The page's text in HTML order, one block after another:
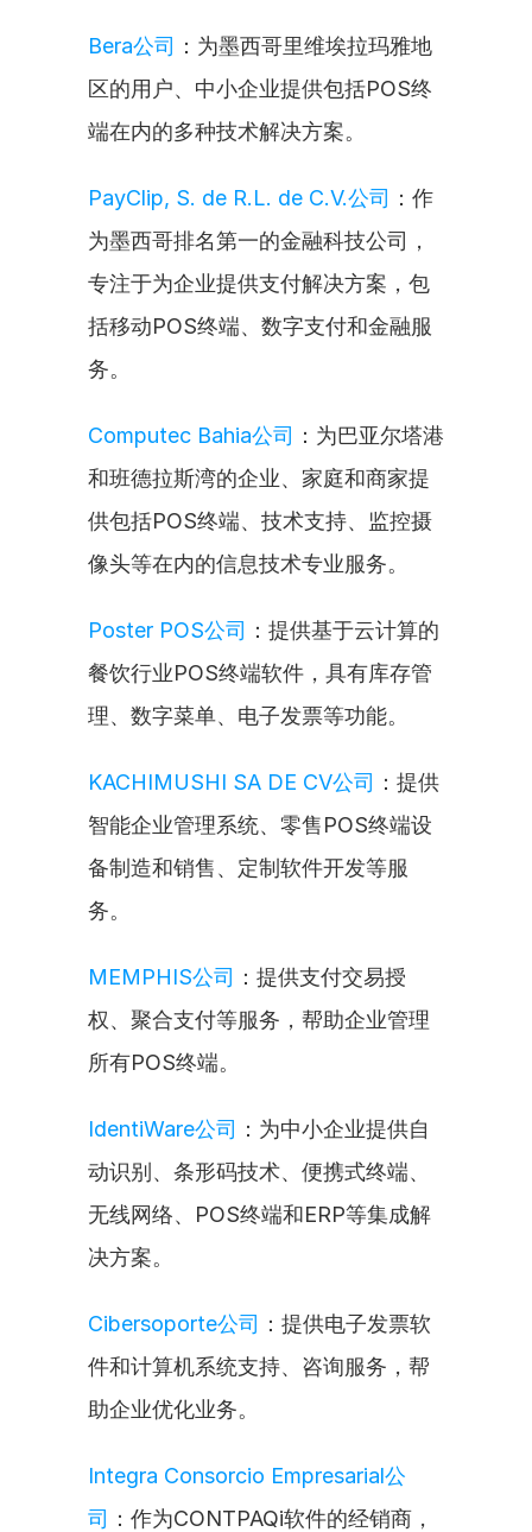
Bera公司 ：为墨西哥里维埃拉玛雅地
区的用户、中小企业提供包括POS终
端在内的多种技术解决方案。
PayClip, S. de R.L. de C.V.公司 ：作
为墨西哥排名第一的金融科技公司，
专注于为企业提供支付解决方案，包
括移动POS终端、数字支付和金融服
务。
Computec Bahia公司 ：为巴亚尔塔港
和班德拉斯湾的企业、家庭和商家提
供包括POS终端、技术支持、监控摄
像头等在内的信息技术专业服务。
Poster POS公司 ：提供基于云计算的
餐饮行业POS终端软件，具有库存管
理、数字菜单、电子发票等功能。
KACHIMUSHI SA DE CV公司 ：提供
智能企业管理系统、零售POS终端设
备制造和销售、定制软件开发等服
务。
MEMPHIS公司 ：提供支付交易授
权、聚合支付等服务，帮助企业管理
所有POS终端。
IdentiWare公司 ：为中小企业提供自
动识别、条形码技术、便携式终端、
无线网络、POS终端和ERP等集成解
决方案。
Cibersoporte公司 ：提供电子发票软
件和计算机系统支持、咨询服务，帮
助企业优化业务。
Integra Consorcio Empresarial公
司 ：作为CONTPAQi软件的经销商，